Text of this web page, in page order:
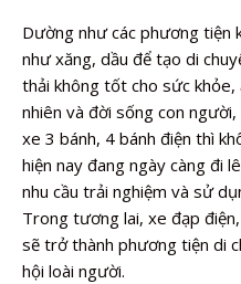
Dường như các phương tiện
như xăng, dầu để tạo di
thải không tốt cho sức
nhiên và đời sống con
xe 3 bánh, 4 bánh điện thì
hiện nay đang ngày càng đi
nhu cầu trải nghiệm và sử
Trong tương lai, xe đạp
sẽ trở thành phương tiện di
hội loài người.